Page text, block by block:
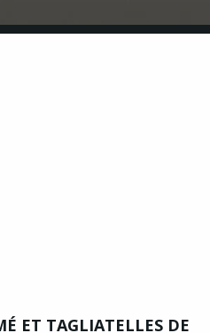
ET TAGLIATELLES DE